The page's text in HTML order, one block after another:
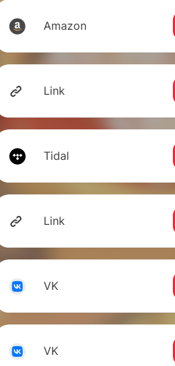
Amazon
Link
Tidal
Link
VK
VK